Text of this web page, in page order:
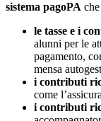
sistema pagoPA
le tasse e i
alunni per le
pagamento,
mensa
i contributi
come
i contributi